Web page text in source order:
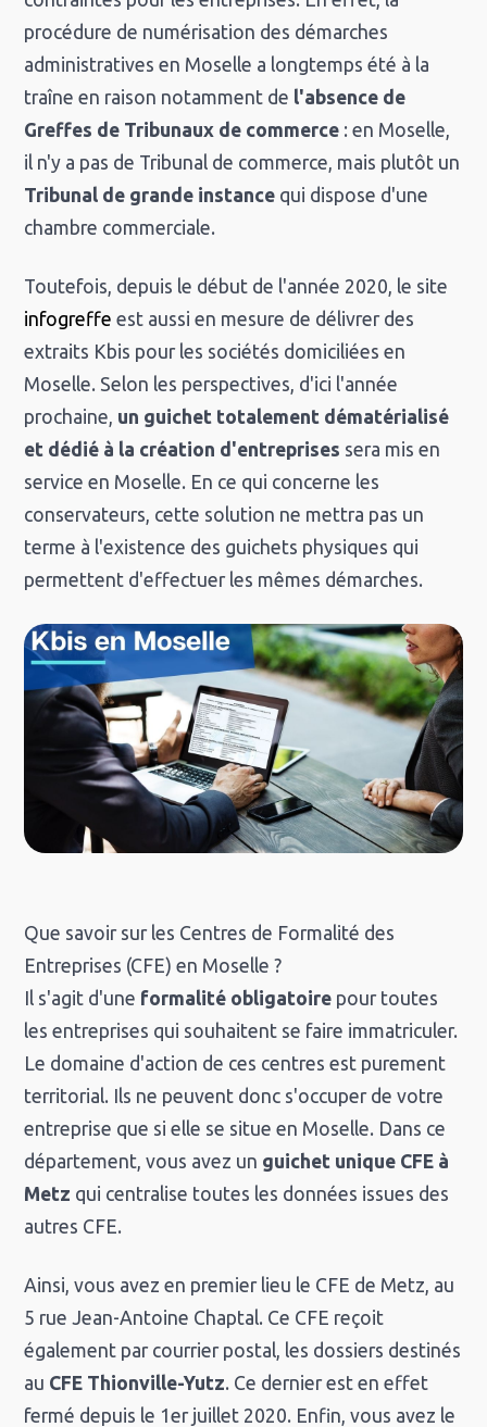
procédure de numérisation des démarches
administratives en Moselle a longtemps été à la
traîne en raison notamment de l'absence de
Greffes de Tribunaux de commerce : en Moselle,
il n'y a pas de Tribunal de commerce, mais plutôt un
Tribunal de grande instance qui dispose d'une
chambre commerciale.
Toutefois, depuis le début de l'année 2020, le site
infogreffe est aussi en mesure de délivrer des
extraits Kbis pour les sociétés domiciliées en
Moselle. Selon les perspectives, d'ici l'année
prochaine, un guichet totalement dématérialisé
et dédié à la création d'entreprises sera mis en
service en Moselle. En ce qui concerne les
conservateurs, cette solution ne mettra pas un
terme à l'existence des guichets physiques qui
permettent d'effectuer les mêmes démarches.
Que savoir sur les Centres de Formalité des
Entreprises (CFE) en Moselle ?
Il s'agit d'une formalité obligatoire pour toutes
les entreprises qui souhaitent se faire immatriculer.
Le domaine d'action de ces centres est purement
territorial. Ils ne peuvent donc s'occuper de votre
entreprise que si elle se situe en Moselle. Dans ce
département, vous avez un guichet unique CFE à
Metz qui centralise toutes les données issues des
autres CFE.
Ainsi, vous avez en premier lieu le CFE de Metz, au
5 rue Jean-Antoine Chaptal. Ce CFE reçoit
également par courrier postal, les dossiers destinés
au CFE Thionville-Yutz. Ce dernier est en effet
fermé depuis le 1er juillet 2020. Enfin, vous avez le